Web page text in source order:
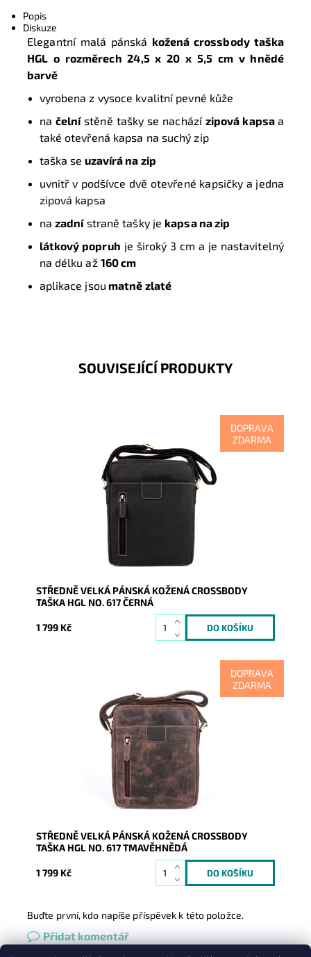
Popis
Diskuze
Elegantní malá pánská kožená crossbody taška
HGL o rozměrech 24,5x 20 x 5,5 cm v hnědé
barvě
vyrobena z vysoce kvalitní pevné kůže
na čelnístěně tašky se nachází zipová kapsa a
také otevřená kapsa na suchý zip
taška se uzavírá na zip
uvnitř v podšívce dvě otevřené kapsičky a jedna
zipová kapsa
na zadnístraně tašky je kapsa na zip
látkový popruh je široký 3 cm a je nastavitelný
na délku až 160 cm
aplikace jsou matně zlaté
SOUVISEJÍCÍ PRODUKTY
DOPRAVA
ZDARMA
Kožená pánská černá crossbody německé značky
HGL ideální střední velikosti, zajišťuje maximální
Skladem
16747
HGL (Německo)
2 roky
STŘEDNĚ VELKÁ PÁNSKÁ KOŽENÁ CROSSBODY
TAŠKA HGL NO. 617 ČERNÁ
1 799 Kč
DOPRAVA
ZDARMA
Kožená pánská tmavěhnědá crossbody německé
značky HGL ideální střední velikosti,...
Skladem
16749
HGL (Německo)
2 roky
STŘEDNĚ VELKÁ PÁNSKÁ KOŽENÁ CROSSBODY
TAŠKA HGL NO. 617 TMAVĚHNĚDÁ
1 799 Kč
Buďte první, kdo napíše příspěvek k této položce.
Přidat komentář